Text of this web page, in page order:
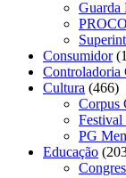
Guarda
Consumidor
Controladoria
Cultura (466)
Corpus
Festival
PG
Educação